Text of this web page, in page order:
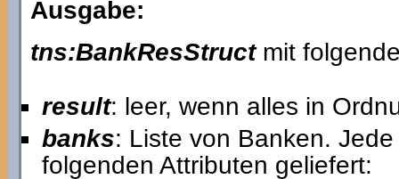
Ausgabe:
tns:BankResStructmit
result: leer, wenn alles in
banks: Liste von Banken.
folgenden Attributen geliefert: